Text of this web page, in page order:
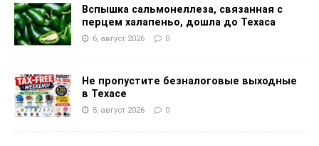
Вспышка сальмонеллеза, связанная с
перцем халапеньо, дошла до Техаса
6, август 2026 0
Не пропустите безналоговые выходные
в Техасе
5, август 2026 0